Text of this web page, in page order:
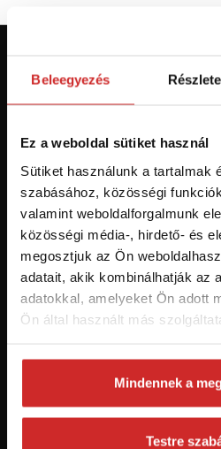
Beleegyezés
Ez a weboldal sütiket használ
Sütiket használunk a tartalmak
szabásához, közösségi
valamint weboldalforgalmunk
közösségi média-, hirdető- és
megosztjuk az Ön
adatait, akik kombinálhatják az
adatokkal, amelyeket Ön adott
Ön által használt más
Mindennek a
Testre
Először jár az svx.hu-
szerezzen áttekintést
újdonságokról és
Hozzájárulok a személyes adatok
értesítések küldése céljából - 16
ajánlott!